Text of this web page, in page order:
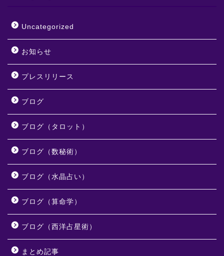
Uncategorized
お知らせ
プレスリリース
ブログ
ブログ（タロット）
ブログ（数秘術）
ブログ（水晶占い）
ブログ（算命学）
ブログ（西洋占星術）
まとめ記事